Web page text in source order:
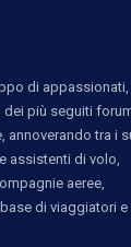
di appassionati,
più seguiti
annoverando tra i
assistenti di volo,
aeree,
di viaggiatori e